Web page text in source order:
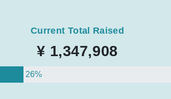
Current Total Raised
¥ 1,347,908
26%